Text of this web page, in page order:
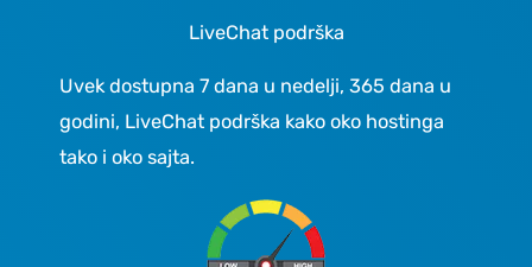
LiveChat podrška
Uvek dostupna 7 dana u nedelji, 365 dana u
godini, LiveChat podrška kako oko hostinga
tako i oko sajta.